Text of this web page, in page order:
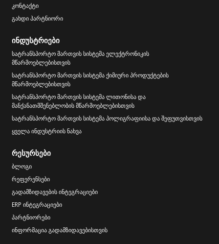
კონტაქტი
გახდი პარტნიორი
ინდუსტრიები
სატრანსპორტო მართვის სისტემა ელექტრონიკის
მწარმოებლებისთვის
სატრანსპორტო მართვის სისტემა ქიმიური პროდუქტების
მწარმოებლებისთვის
სატრანსპორტო მართვის სისტემა ლითონისა და
მანქანათმშენებლობის მწარმოებლებისთვის
სატრანსპორტო მართვის სისტემა პოლიგრაფიისა და შეფუთვისთვის
ყველა ინდუსტრიის ნახვა
რესურსები
ბლოგი
რეფერენსები
გადამზიდავების ინტეგრაციები
ERP ინტეგრაციები
პარტნიორები
ინფორმაცია გადამზიდავებისთვის